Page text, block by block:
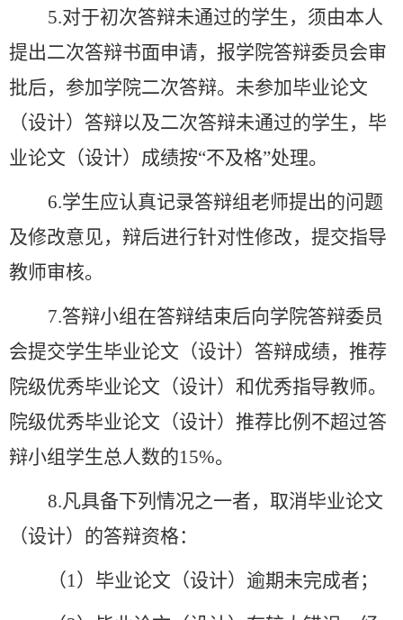
5.对于初次答辩未通过的学生，须由本人
提出二次答辩书面申请，报学院答辩委员会审
批后，参加学院二次答辩。未参加毕业论文
（设计）答辩以及二次答辩未通过的学生，毕
业论文（设计）成绩按“不及格”处理。
6.学生应认真记录答辩组老师提出的问题
及修改意见，辩后进行针对性修改， 提交指导
教师审核。
7.答辩小组在答辩结束后向学院答辩委员
会提交学生毕业论文（设计）答辩成绩，推荐
院级优秀毕业论文（设计）和优秀指导教师。
院级优秀毕业论文（设计）推荐比例不超过答
辩小组学生总人数的15%。
8.凡具备下列情况之一者，取消毕业论文
（设计）的答辩资格：
（1）毕业论文（设计）逾期未完成者；